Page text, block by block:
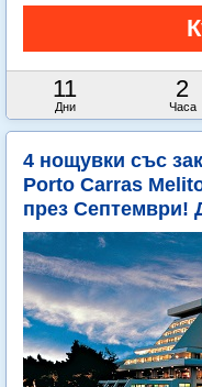
11
Дни
2
Часа
4 нощувки със
Porto Carras
през Септември!